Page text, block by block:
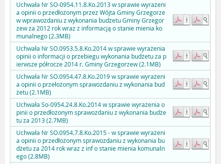
Uchwała Nr SO-0954.11.8.Ko.2013 w sprawie wyrażeni
a opinii o przedłożonym przez Wójta Gminy Grzegorze
w wprawozdaniu z wykonania budżetu Gminy Grzegor
zew za 2012 rok wraz z informacją o stanie mienia ko
munalnego (2.3MB)
Uchwała Nr SO.0953.5.8.Ko.2014 w sprawie wyrażenia
opinii o informacji o przebiegu wykonania budżetu za p
ierwsze półrocze 2014 r. Gminy Grzegorzew (2.1MB)
Uchwała Nr SO.0954.47.8.Ko.2019 w sprawie wyrażeni
a opinii o przełożonym sprawozdaniu z wykonania bud
żetu (2.1MB)
Uchwała So-0954.24.8.Ko.2014 w sprawie wyrażenia o
pinii o przedłożonym sprawozdaniu z wykonania budże
tu za 2013 (2.7MB)
Uchwała Nr SO.0954.7.8.Ko.2015 - w sprawie wyrażeni
a opinii o przedłożonym sprawozdaniu z wykonania bu
dżetu za 2014 rok wraz z inf o stanie mienia komunaln
ego (2.8MB)